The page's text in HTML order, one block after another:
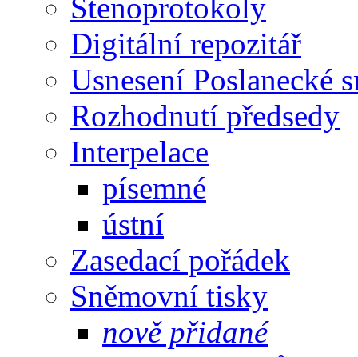
Stenoprotokoly
Digitální repozitář
Usnesení Poslanecké
Rozhodnutí předsedy
Interpelace
písemné
ústní
Zasedací pořádek
Sněmovní tisky
nově přidané